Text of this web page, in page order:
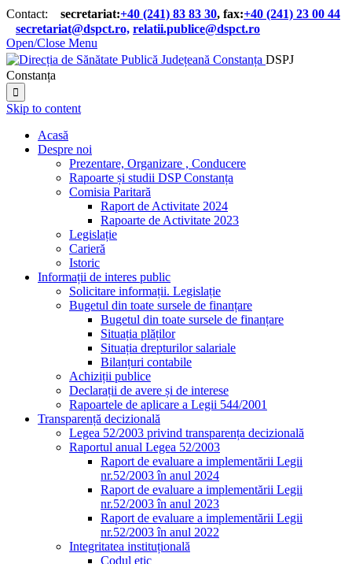
Contact: secretariat:+40 (241) 83 83 30, fax:+40 (241) 23 00 44
secretariat@dspct.ro, relatii.publice@dspct.ro
Open/Close Menu
DSPJ
Constanța

Skip to content
Acasă
Despre noi
Prezentare, Organizare , Conducere
Rapoarte și studii DSP Constanța
Comisia Paritară
Raport de Activitate 2024
Rapoarte de Activitate 2023
Legislație
Carieră
Istoric
Informații de interes public
Solicitare informații. Legislație
Bugetul din toate sursele de finanțare
Bugetul din toate sursele de finanțare
Situația plăților
Situația drepturilor salariale
Bilanțuri contabile
Achiziții publice
Declarații de avere și de interese
Rapoartele de aplicare a Legii 544/2001
Transparență decizională
Legea 52/2003 privind transparența decizională
Raportul anual Legea 52/2003
Raport de evaluare a implementării Legii
nr.52/2003 în anul 2024
Raport de evaluare a implementării Legii
nr.52/2003 în anul 2023
Raport de evaluare a implementării Legii
nr.52/2003 în anul 2022
Integritatea instituțională
Codul etic